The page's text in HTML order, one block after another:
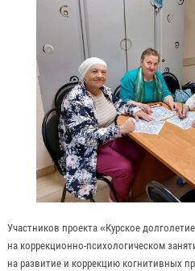
Участников проекта «Курское
на коррекционно-психологическом
на развитие и коррекцию когнитивных